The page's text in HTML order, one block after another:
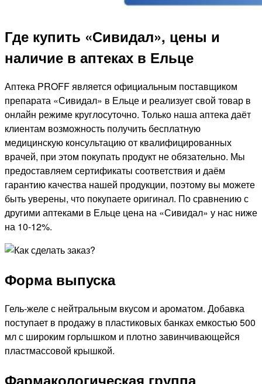
Где купить «Сивидал», цены и
наличие в аптеках в Ельце
Аптека PROFF является официальным поставщиком
препарата «Сивидал» в Ельце и реализует свой товар в
онлайн режиме круглосуточно. Только наша аптека даёт
клиентам возможность получить бесплатную
медицинскую консультацию от квалифицированных
врачей, при этом покупать продукт не обязательно. Мы
предоставляем сертификаты соответствия и даём
гарантию качества нашей продукции, поэтому вы можете
быть уверены, что покупаете оригинал. По сравнению с
другими аптеками в Ельце цена на «Сивидал» у нас ниже
на 10-12%.
Форма выпуска
Гель-желе с нейтральным вкусом и ароматом. Добавка
поступает в продажу в пластиковых банках емкостью 500
мл с широким горлышком и плотно завинчивающейся
пластмассовой крышкой.
Фармакологическая группа